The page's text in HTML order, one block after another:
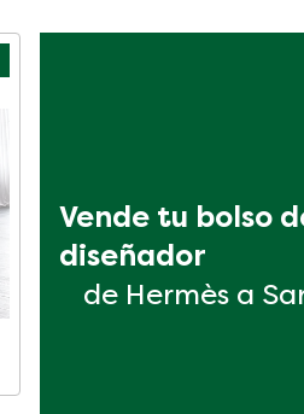
Vende tu bolso
diseñador
de Hermès a